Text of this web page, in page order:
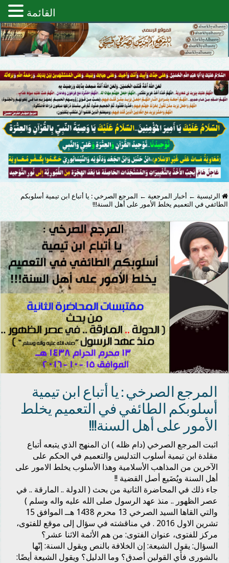
الرئيسية ← أخبار المرجعية ← المرجع الصرخي : يا أتباع ابن تيمية أسلوبكم
الطائفي في التعميم يخلط الأمور على أهل السنة!!!
المرجع الصرخي : يا أتباع ابن تيمية
أسلوبكم الطائفي في التعميم يخلط
الأمور على أهل السنة!!!
اثبت المرجع الصرخي (دام ظله ) ان المنهج الذي يتبعه أتباع
مقلدة ابن تيمية أسلوب التدليس والتعميم في الحكم على
الآخرين من المذاهب الأسلامية وهذا الأسلوب يخلط الامور على
أهل السنة ويُضَيع أصل القضية !!
جاء ذلك في المحاضرة الثانية من بحث ( الدولة .. المارقة .. في
عصر الظهور .. منذ عهد الرسول صلى الله عليه واله وسلم )
والتي القاها السيد الصرخي 13 محرم 1438 هــ الموافق 15
تشرين الاول 2016 . في مناقشته في سؤال إلى موقع للفتوى،
مركز للفتوى، عنوان الفتوى: من هم الأئمة الاثنا عشر؟
السؤال: يقول الشيعة: إن الخلافة بالنص ويقول السنة: إنّها
بالشورى فأي القولين أصدق؟ وما الدليل؟ ويقول الشيعة أيضًا:
القائمة